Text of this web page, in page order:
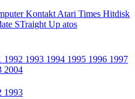
Kontakt Atari Times Hitdisk
STraight Up atos
1992 1993 1994 1995 1996 1997
2004
1993